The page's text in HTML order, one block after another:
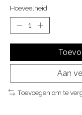
Hoeveelheid:
Aan
Toevoegen om te